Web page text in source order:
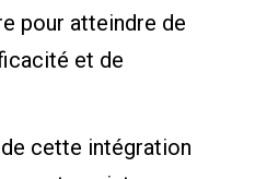
pour atteindre de
et de
cette intégration